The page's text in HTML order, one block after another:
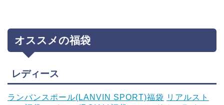
オススメの福袋
レディース
ランバンスポール(LANVIN SPORT)福袋 リアルスト